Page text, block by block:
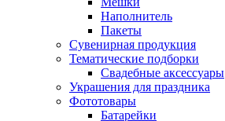
Наполнитель
Пакеты
Сувенирная продукция
Тематические подборки
Свадебные аксессуары
Украшения для праздника
Фототовары
Батарейки